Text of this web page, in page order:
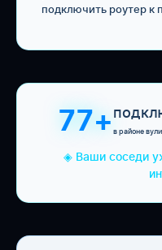
подключить роутер к
77+ в районе
◈ Ваши соседи